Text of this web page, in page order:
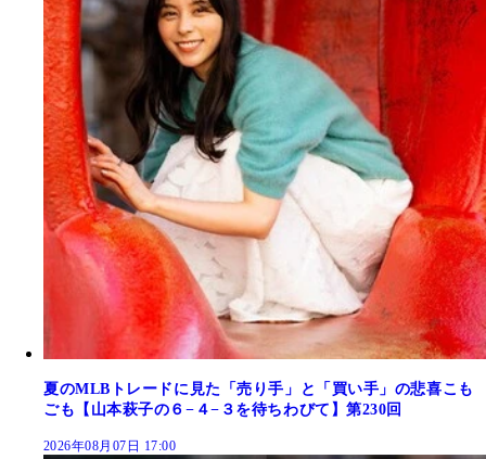
夏のMLBトレードに見た「売り手」と「買い手」の悲喜こも
ごも【山本萩子の６−４−３を待ちわびて】第230回
2026年08月07日 17:00